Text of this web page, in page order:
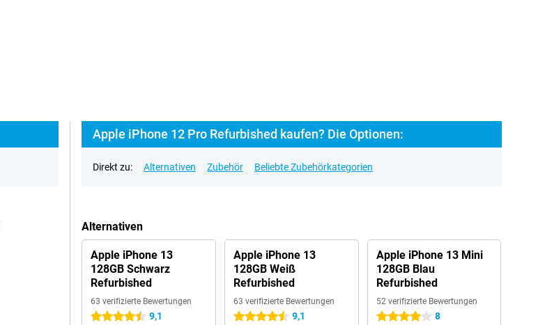
Apple iPhone 12 Pro Refurbished kaufen? Die Optionen:
Direkt zu: Alternativen Zubehör Beliebte Zubehörkategorien
Alternativen
Apple iPhone 13
128GB Schwarz
Refurbished
63 verifizierte Bewertungen
4.5 Sterne 9,1
Apple iPhone 13
128GB Weiß
Refurbished
63 verifizierte Bewertungen
4.5 Sterne 9,1
Apple iPhone 13 Mini
128GB Blau
Refurbished
52 verifizierte Bewertungen
4 Sterne 8